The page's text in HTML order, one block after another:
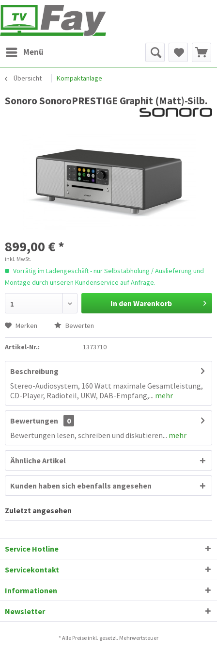
Menü
Übersicht Kompaktanlage
Sonoro SonoroPRESTIGE Graphit (Matt)-Silb.
899,00 € *
inkl. MwSt.
Vorrätig im Ladengeschäft - nur Selbstabholung / Auslieferung und
Montage durch unseren Kundenservice auf Anfrage.
1 In den Warenkorb
Merken Bewerten
Artikel-Nr.: 1373710
Beschreibung
Stereo-Audiosystem, 160 Watt maximale Gesamtleistung,
CD-Player, Radioteil, UKW, DAB-Empfang,... mehr
Bewertungen
0
Bewertungen lesen, schreiben und diskutieren... mehr
Ähnliche Artikel
Kunden haben sich ebenfalls angesehen
Zuletzt angesehen
Service Hotline
Servicekontakt
Informationen
Newsletter
* Alle Preise inkl. gesetzl. Mehrwertsteuer